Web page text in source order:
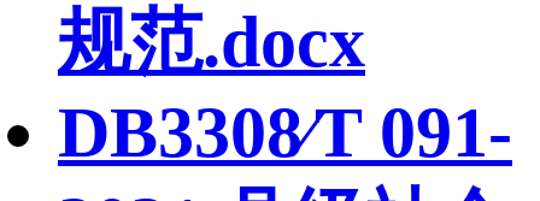
规范.docx
DB3308∕T 091-